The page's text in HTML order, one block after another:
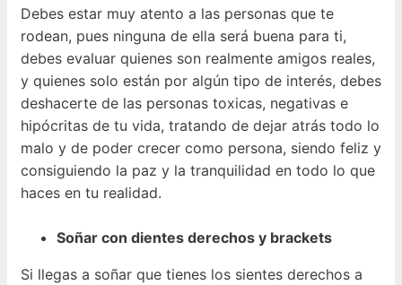
Debes estar muy atento a las personas que te
rodean, pues ninguna de ella será buena para ti,
debes evaluar quienes son realmente amigos reales,
y quienes solo están por algún tipo de interés, debes
deshacerte de las personas toxicas, negativas e
hipócritas de tu vida, tratando de dejar atrás todo lo
malo y de poder crecer como persona, siendo feliz y
consiguiendo la paz y la tranquilidad en todo lo que
haces en tu realidad.
Soñar con dientes derechos y brackets
Si llegas a soñar que tienes los sientes derechos a